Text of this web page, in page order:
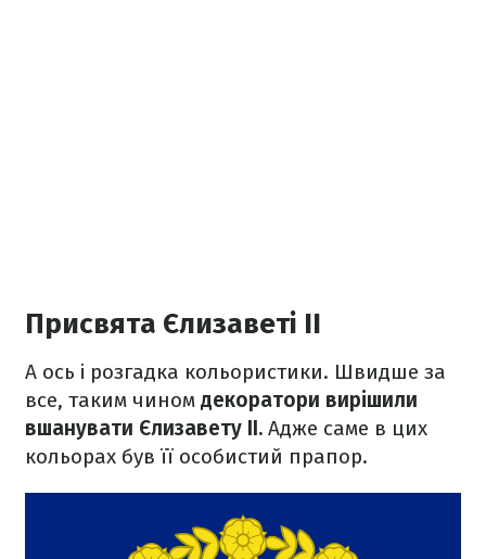
Присвята Єлизаветі ІІ
А ось і розгадка кольористики. Швидше за
все, таким чином декоратори вирішили
вшанувати Єлизавету ІІ. Адже саме в цих
кольорах був її особистий прапор.